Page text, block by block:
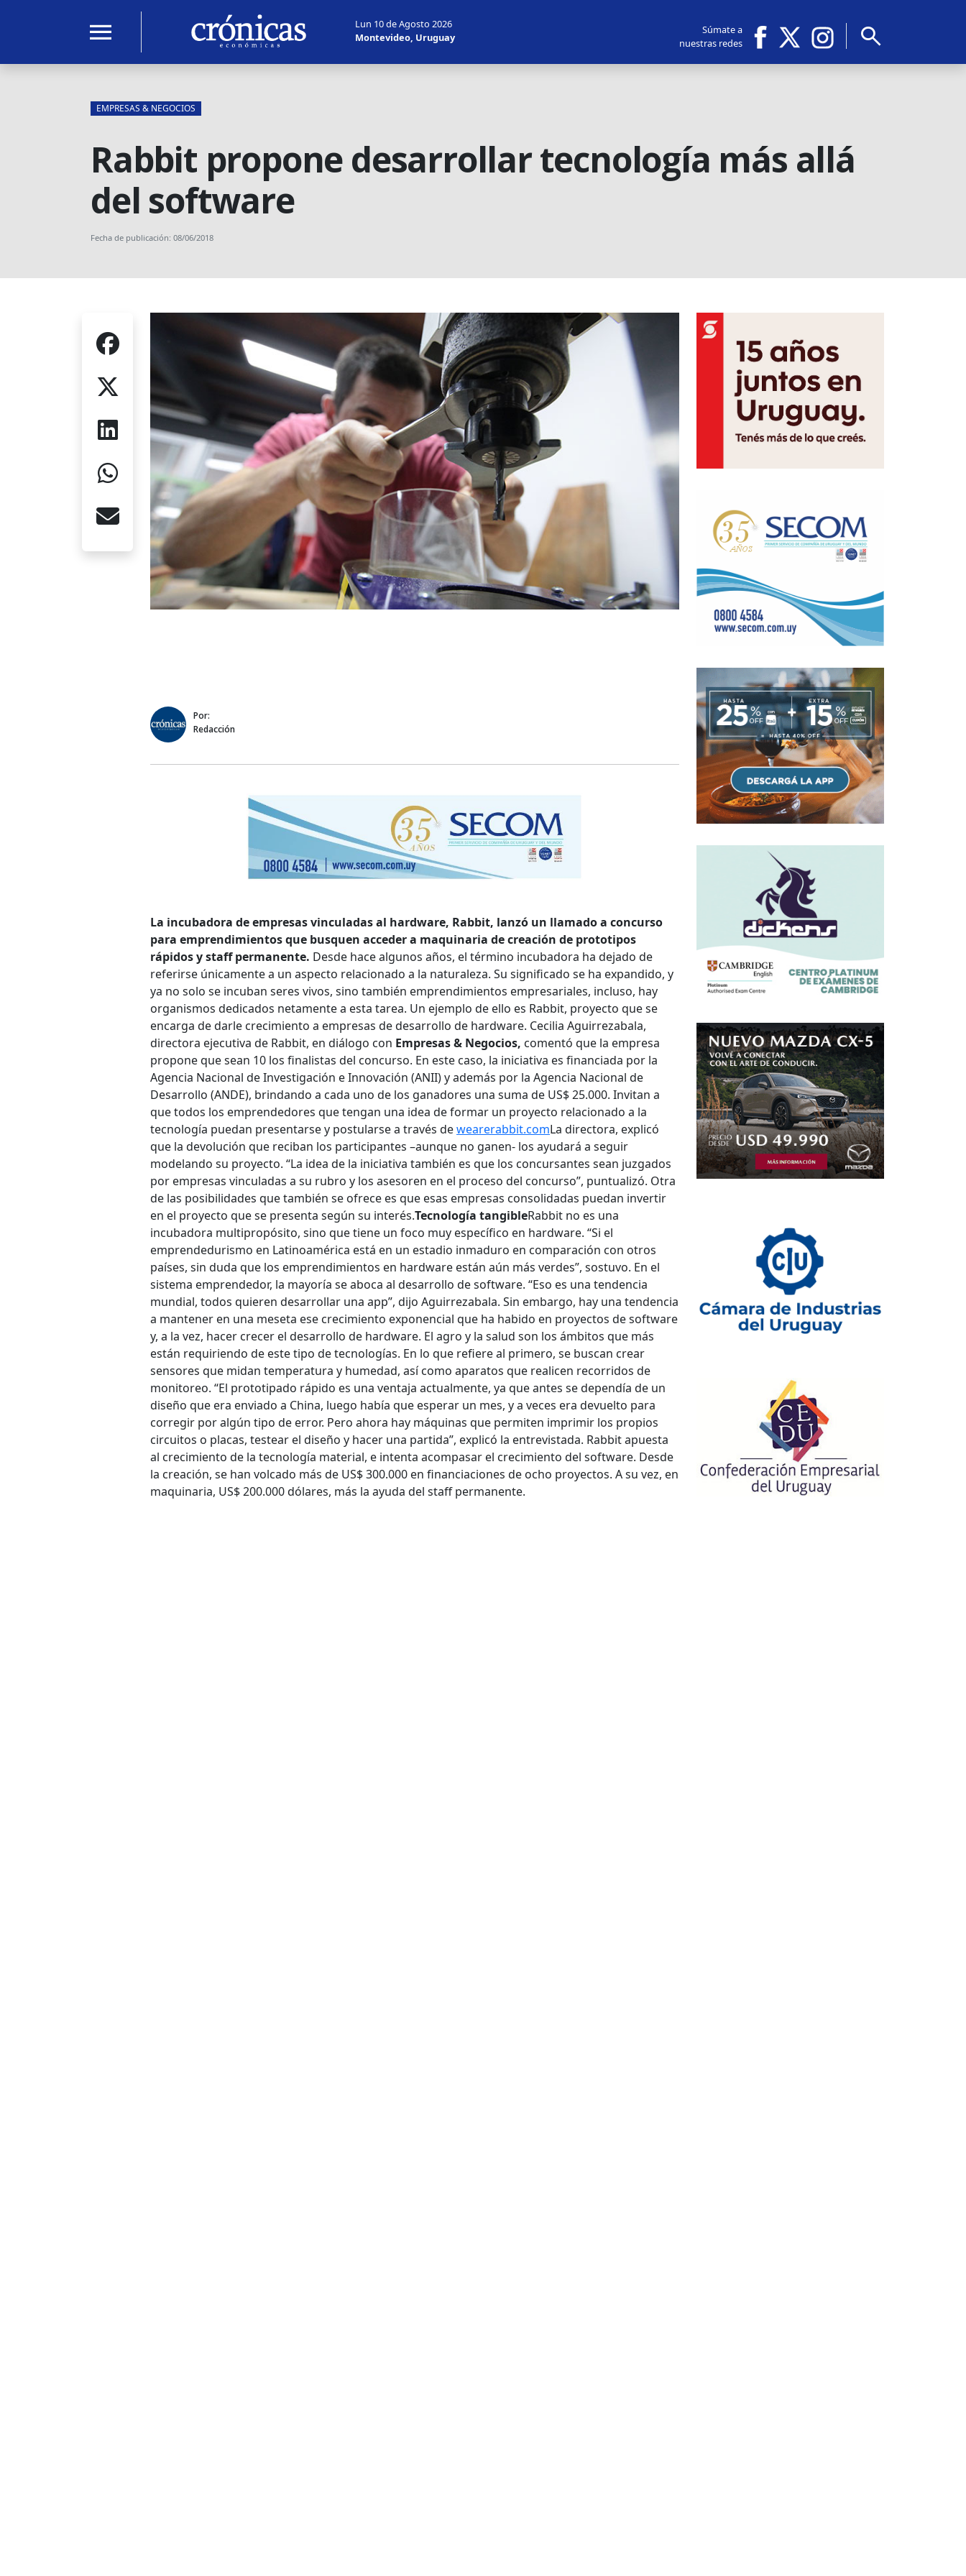
menu
Lun 10 de Agosto 2026
Montevideo, Uruguay
Súmate a
nuestras redes
search
EMPRESAS & NEGOCIOS
Rabbit propone desarrollar tecnología más allá
del software
Fecha de publicación: 08/06/2018
Por:
Redacción
La incubadora de empresas vinculadas al hardware, Rabbit, lanzó un llamado a concurso
para emprendimientos que busquen acceder a maquinaria de creación de prototipos
rápidos y staff permanente. Desde hace algunos años, el término incubadora ha dejado de
referirse únicamente a un aspecto relacionado a la naturaleza. Su significado se ha expandido, y
ya no solo se incuban seres vivos, sino también emprendimientos empresariales, incluso, hay
organismos dedicados netamente a esta tarea. Un ejemplo de ello es Rabbit, proyecto que se
encarga de darle crecimiento a empresas de desarrollo de hardware. Cecilia Aguirrezabala,
directora ejecutiva de Rabbit, en diálogo con Empresas & Negocios, comentó que la empresa
propone que sean 10 los finalistas del concurso. En este caso, la iniciativa es financiada por la
Agencia Nacional de Investigación e Innovación (ANII) y además por la Agencia Nacional de
Desarrollo (ANDE), brindando a cada uno de los ganadores una suma de US$ 25.000. Invitan a
que todos los emprendedores que tengan una idea de formar un proyecto relacionado a la
tecnología puedan presentarse y postularse a través dewearerabbit.comLa directora, explicó
que la devolución que reciban los participantes –aunque no ganen- los ayudará a seguir
modelando su proyecto. “La idea de la iniciativa también es que los concursantes sean juzgados
por empresas vinculadas a su rubro y los asesoren en el proceso del concurso”, puntualizó. Otra
de las posibilidades que también se ofrece es que esas empresas consolidadas puedan invertir
en el proyecto que se presenta según su interés.Tecnología tangibleRabbit no es una
incubadora multipropósito, sino que tiene un foco muy específico en hardware. “Si el
emprendedurismo en Latinoamérica está en un estadio inmaduro en comparación con otros
países, sin duda que los emprendimientos en hardware están aún más verdes”, sostuvo. En el
sistema emprendedor, la mayoría se aboca al desarrollo de software. “Eso es una tendencia
mundial, todos quieren desarrollar una app”, dijo Aguirrezabala. Sin embargo, hay una tendencia
a mantener en una meseta ese crecimiento exponencial que ha habido en proyectos de software
y, a la vez, hacer crecer el desarrollo de hardware. El agro y la salud son los ámbitos que más
están requiriendo de este tipo de tecnologías. En lo que refiere al primero, se buscan crear
sensores que midan temperatura y humedad, así como aparatos que realicen recorridos de
monitoreo. “El prototipado rápido es una ventaja actualmente, ya que antes se dependía de un
diseño que era enviado a China, luego había que esperar un mes, y a veces era devuelto para
corregir por algún tipo de error. Pero ahora hay máquinas que permiten imprimir los propios
circuitos o placas, testear el diseño y hacer una partida”, explicó la entrevistada. Rabbit apuesta
al crecimiento de la tecnología material, e intenta acompasar el crecimiento del software. Desde
la creación, se han volcado más de US$ 300.000 en financiaciones de ocho proyectos. A su vez, en
maquinaria, US$ 200.000 dólares, más la ayuda del staff permanente.